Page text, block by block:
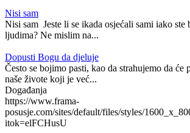
Nisi sam
Nisi sam Jeste li se ikada osjećali sami iako ste
ljudima? Ne mislim na...
Dopusti Bogu da djeluje
Često se bojimo pasti, kao da strahujemo da će
naše živote koji je već...
Događanja
https://www.frama-
posusje.com/sites/default/files/styles/
itok=elFCHusU